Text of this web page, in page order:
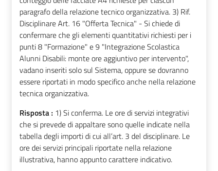
paragrafo della relazione tecnico organizzativa. 3) Rif.
Disciplinare Art. 16 "Offerta Tecnica" - Si chiede di
confermare che gli elementi quantitativi richiesti per i
punti 8 "Formazione" e 9 "Integrazione Scolastica
Alunni Disabili: monte ore aggiuntivo per intervento",
vadano inseriti solo sul Sistema, oppure se dovranno
essere riportati in modo specifico anche nella relazione
tecnica organizzativa.
Risposta : 1) Si conferma. Le ore di servizi integrativi
che si prevede di appaltare sono quelle indicate nella
tabella degli importi di cui all’art. 3 del disciplinare. Le
ore dei servizi principali riportate nella relazione
illustrativa, hanno appunto carattere indicativo.